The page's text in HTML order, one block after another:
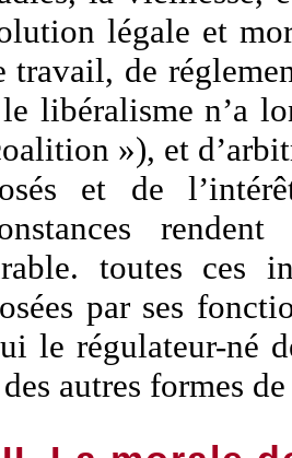
légale et
travail, de
libéralisme n’a
»), et
et de
toutes ces
par ses
le régulateur-né
autres formes